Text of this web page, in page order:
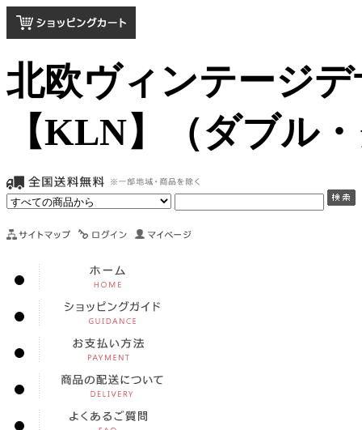
北欧ヴィンテージ
【KLN】（ダブル